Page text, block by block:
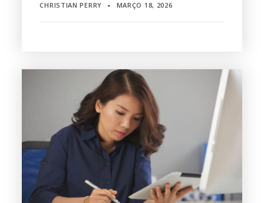
CHRISTIAN PERRY ▪ MARÇO 18, 2026